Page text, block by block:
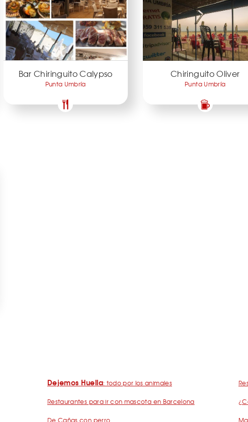
Bar Chiringuito Calypso
Punta Umbría
Chiringuito Oliver
Punta Umbría
Dejemos Huella: todo por los animales
Restaurantes para ir con mascota en Barcelona
De Cañas con perro